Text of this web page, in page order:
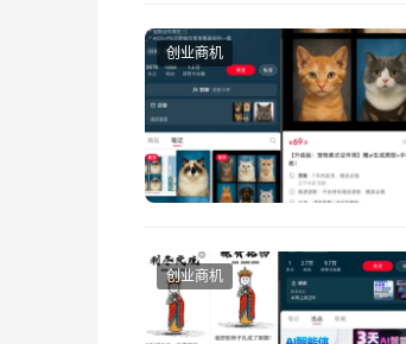
创业商机
创业商机